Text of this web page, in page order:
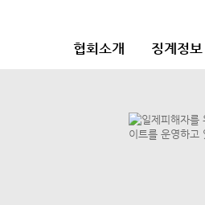
협회소개 징계정